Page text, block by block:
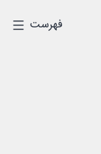
فهرست